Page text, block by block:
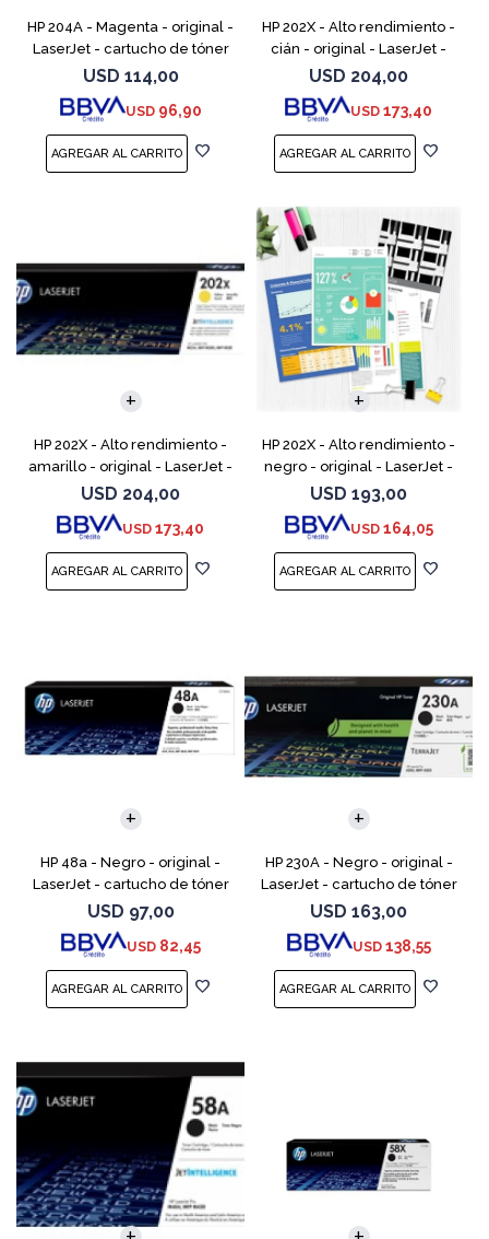
HP 204A - Magenta - original -
LaserJet - cartucho de tóner
(CF513A) - para Color LaserJet
Pro M154a, M154nw, MFP
M180n, MFP M18
USD 114,00
USD 96,90
HP 202X - Alto rendimiento -
cián - original - LaserJet -
cartucho de tóner (CF501X) -
para Color LaserJet Pro
M254dw, M254nw, M
USD 204,00
USD 173,40
HP 202X - Alto rendimiento -
amarillo - original - LaserJet -
cartucho de tóner (CF502X) -
para Color LaserJet Pro
M254dw, M254n
USD 204,00
USD 173,40
HP 202X - Alto rendimiento -
negro - original - LaserJet -
cartucho de tóner (CF500X) -
para Color LaserJet Pro
M254dw, M254nw,
USD 193,00
USD 164,05
HP 48a - Negro - original -
LaserJet - cartucho de tóner
(CF248A) - para LaserJet Pro
M15a, MFP M28a, MFP M28w,
MFP M31w
USD 97,00
USD 82,45
HP 230A - Negro - original -
LaserJet - cartucho de tóner
(W2300A) - para Color
LaserJet Pro 4201, 4203, MFP
4301, MFP 4303
USD 163,00
USD 138,55